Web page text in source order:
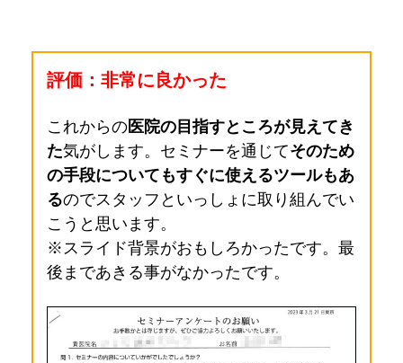
評価：非常に良かった
これからの医院の目指すところが見えてき
た気がします。 セミナーを通じてそのため
の手段についてもすぐに使えるツールもあ
るのでスタッフといっしょに取り組んでい
こうと思います。
※スライド背景がおもしろかったです。最
後まであきる事がなかったです。